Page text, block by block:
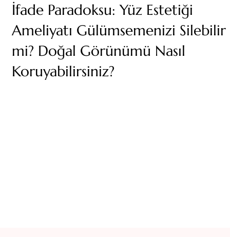
İfade Paradoksu: Yüz Estetiği
Ameliyatı Gülümsemenizi Silebilir
mi? Doğal Görünümü Nasıl
Koruyabilirsiniz?